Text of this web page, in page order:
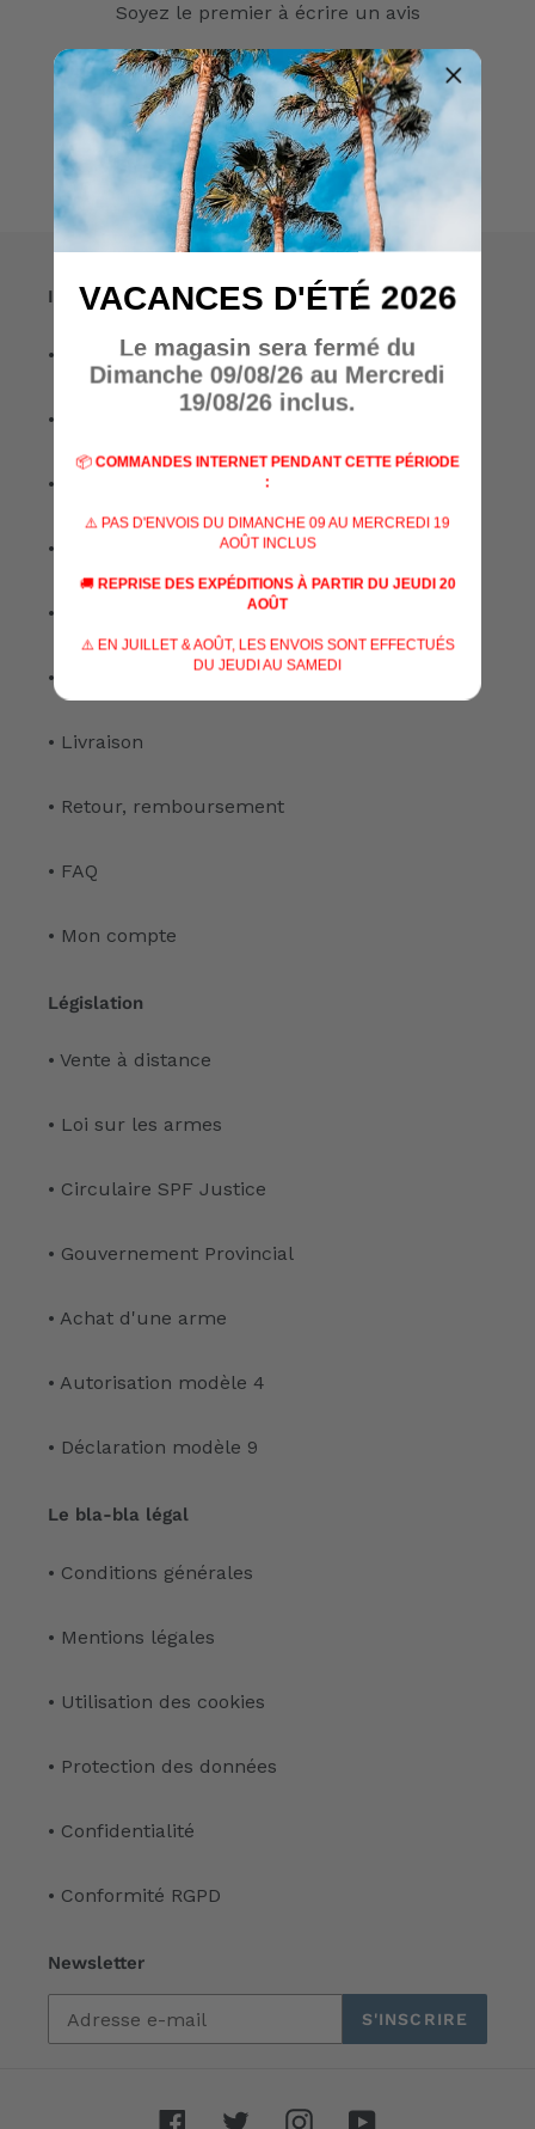
Soyez le premier à écrire un avis
Écrire un avis
Informations
• A propos de nous
• Nos marques
• Nos spécialisations
• Nos services
• Notre atelier
• Nous contacter
• Livraison
• Retour, remboursement
• FAQ
• Mon compte
Législation
• Vente à distance
• Loi sur les armes
• Circulaire SPF Justice
• Gouvernement Provincial
• Achat d'une arme
• Autorisation modèle 4
• Déclaration modèle 9
Le bla-bla légal
• Conditions générales
• Mentions légales
• Utilisation des cookies
• Protection des données
• Confidentialité
• Conformité RGPD
Newsletter
S'INSCRIRE
FacebookTwitterInstagram
VACANCES D'ÉTÉ 2026
Le magasin sera fermé du
Dimanche 09/08/26 au Mercredi
19/08/26 inclus.
📦 COMMANDES INTERNET PENDANT CETTE PÉRIODE
:
⚠️ PAS D'ENVOIS DU DIMANCHE 09 AU MERCREDI 19
AOÛT INCLUS
🚚 REPRISE DES EXPÉDITIONS À PARTIR DU JEUDI 20
AOÛT
⚠️ EN JUILLET & AOÛT, LES ENVOIS SONT EFFECTUÉS
DU JEUDI AU SAMEDI